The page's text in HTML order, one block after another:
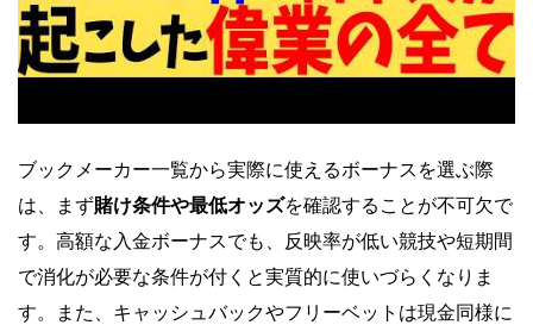
ブックメーカー一覧から実際に使えるボーナスを選ぶ際
は、まず賭け条件や最低オッズを確認することが不可欠で
す。高額な入金ボーナスでも、反映率が低い競技や短期間
で消化が必要な条件が付くと実質的に使いづらくなりま
す。また、キャッシュバックやフリーベットは現金同様に